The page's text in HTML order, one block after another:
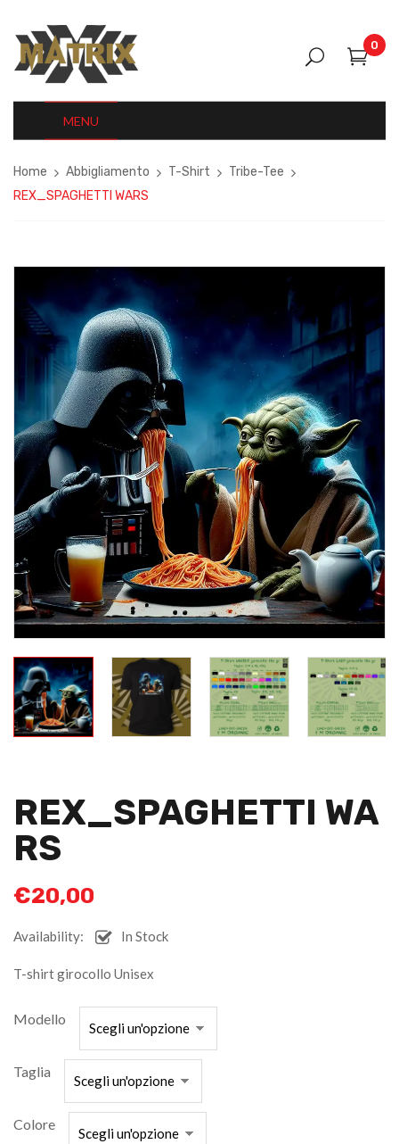
0
MENU
Home Abbigliamento T-Shirt
Tribe-Tee
REX_SPAGHETTI WARS
REX_SPAGHETTI WA
RS
€20,00
Availability: In Stock
T-shirt girocollo Unisex
Modello
Taglia
Colore